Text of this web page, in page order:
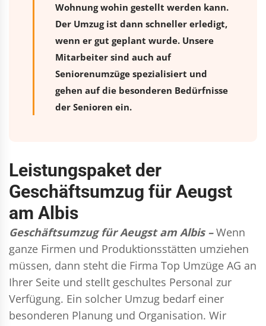
Wohnung wohin gestellt werden kann.
Der Umzug ist dann schneller erledigt,
wenn er gut geplant wurde. Unsere
Mitarbeiter sind auch auf
Seniorenumzüge spezialisiert und
gehen auf die besonderen Bedürfnisse
der Senioren ein.
Leistungspaket der
Geschäftsumzug für Aeugst
am Albis
Geschäftsumzug für Aeugst am Albis – Wenn
ganze Firmen und Produktionsstätten umziehen
müssen, dann steht die Firma Top Umzüge AG an
Ihrer Seite und stellt geschultes Personal zur
Verfügung. Ein solcher Umzug bedarf einer
besonderen Planung und Organisation. Wir